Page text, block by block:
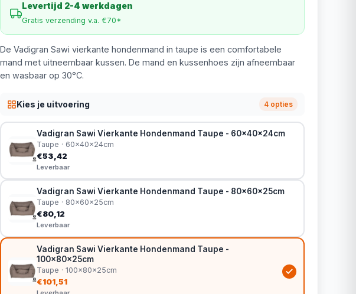
Levertijd 2-4 werkdagen
Gratis verzending v.a. €70*
De Vadigran Sawi vierkante hondenmand in taupe is een comfortabele
mand met uitneembaar kussen. De mand en kussenhoes zijn afneembaar
en wasbaar op 30°C.
Kies je uitvoering 4 opties
Vadigran Sawi Vierkante Hondenmand Taupe - 60x40x24cm
Taupe · 60x40x24cm
€53,42
Leverbaar
Vadigran Sawi Vierkante Hondenmand Taupe - 80x60x25cm
Taupe · 80x60x25cm
€80,12
Leverbaar
Vadigran Sawi Vierkante Hondenmand Taupe -
100x80x25cm
Taupe · 100x80x25cm
€101,51